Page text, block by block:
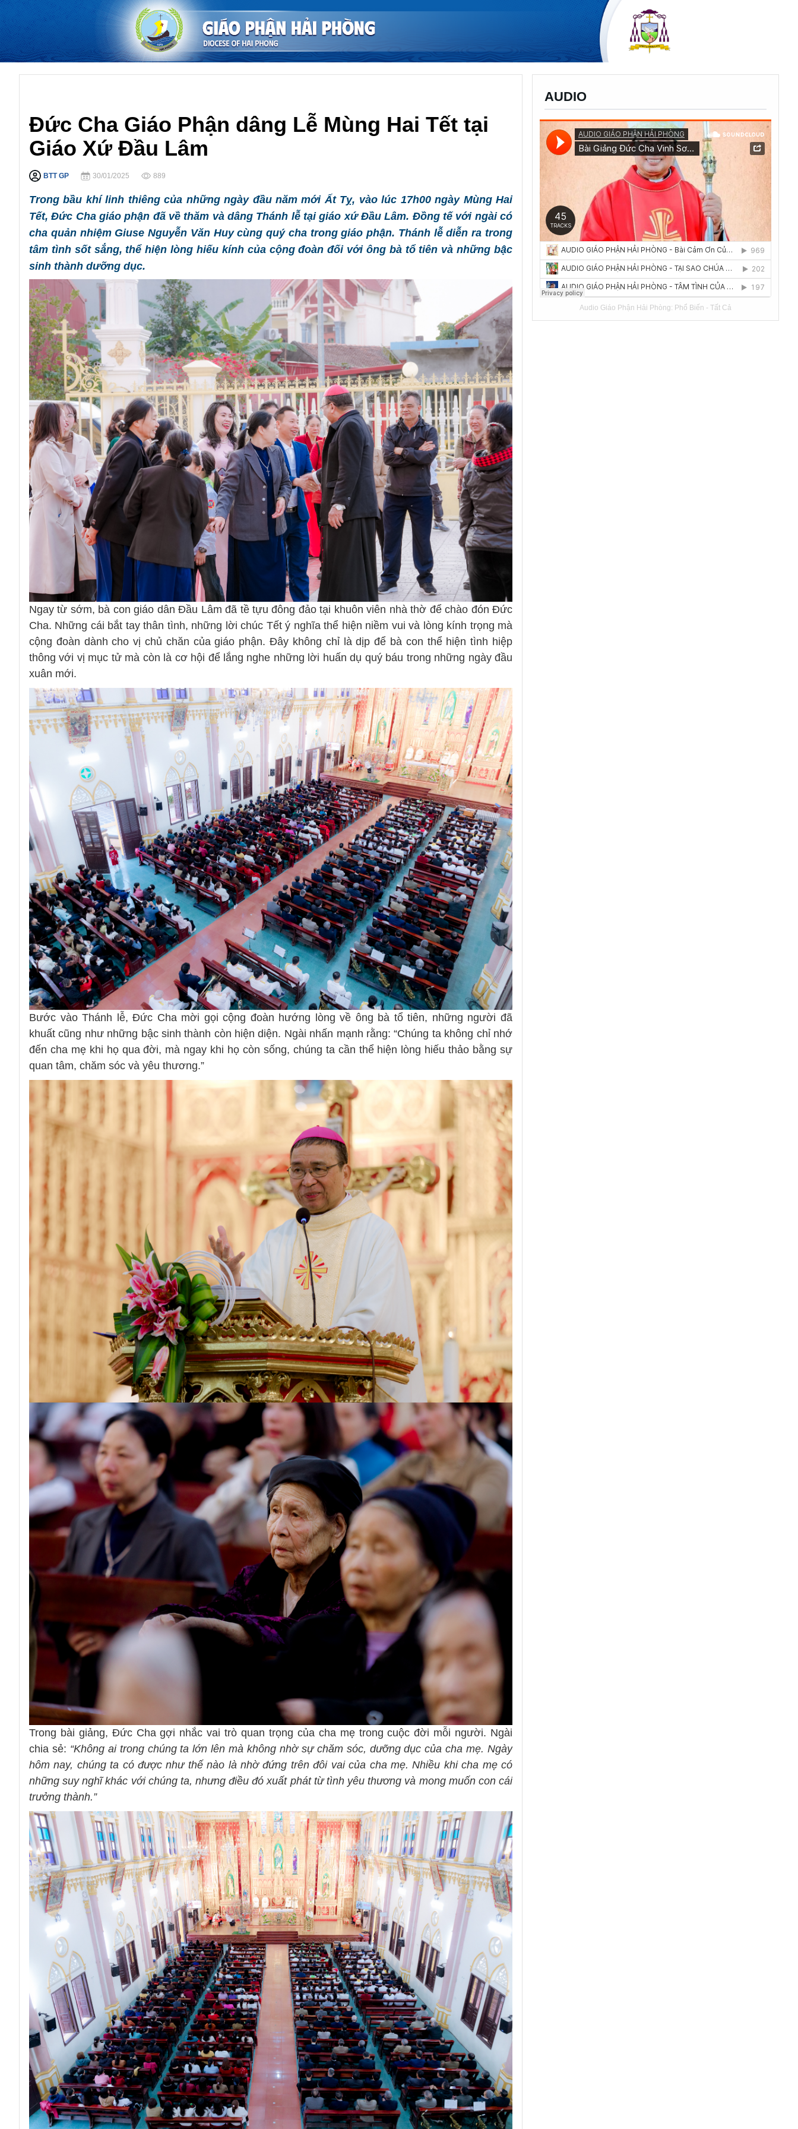
Đức Cha Giáo Phận dâng Lễ Mùng Hai Tết tại
Giáo Xứ Đầu Lâm
BTT GP 30/01/2025 889
Trong bầu khí linh thiêng của những ngày đầu năm mới Ất Tỵ, vào lúc 17h00 ngày Mùng Hai
Tết, Đức Cha giáo phận đã về thăm và dâng Thánh lễ tại giáo xứ Đầu Lâm. Đồng tế với ngài có
cha quản nhiệm Giuse Nguyễn Văn Huy cùng quý cha trong giáo phận. Thánh lễ diễn ra trong
tâm tình sốt sắng, thể hiện lòng hiếu kính của cộng đoàn đối với ông bà tổ tiên và những bậc
sinh thành dưỡng dục.
Ngay từ sớm, bà con giáo dân Đầu Lâm đã tề tựu đông đảo tại khuôn viên nhà thờ để chào đón Đức
Cha. Những cái bắt tay thân tình, những lời chúc Tết ý nghĩa thể hiện niềm vui và lòng kính trọng mà
cộng đoàn dành cho vị chủ chăn của giáo phận. Đây không chỉ là dịp để bà con thể hiện tình hiệp
thông với vị mục tử mà còn là cơ hội để lắng nghe những lời huấn dụ quý báu trong những ngày đầu
xuân mới.
Bước vào Thánh lễ, Đức Cha mời gọi cộng đoàn hướng lòng về ông bà tổ tiên, những người đã
khuất cũng như những bậc sinh thành còn hiện diện. Ngài nhấn mạnh rằng: “Chúng ta không chỉ nhớ
đến cha mẹ khi họ qua đời, mà ngay khi họ còn sống, chúng ta cần thể hiện lòng hiếu thảo bằng sự
quan tâm, chăm sóc và yêu thương.”
Trong bài giảng, Đức Cha gợi nhắc vai trò quan trọng của cha mẹ trong cuộc đời mỗi người. Ngài
chia sẻ: “Không ai trong chúng ta lớn lên mà không nhờ sự chăm sóc, dưỡng dục của cha mẹ. Ngày
hôm nay, chúng ta có được như thế nào là nhờ đứng trên đôi vai của cha mẹ. Nhiều khi cha mẹ có
những suy nghĩ khác với chúng ta, nhưng điều đó xuất phát từ tình yêu thương và mong muốn con cái
trưởng thành.”
AUDIO
Audio Giáo Phận Hải Phòng: Phổ Biến - Tất Cả